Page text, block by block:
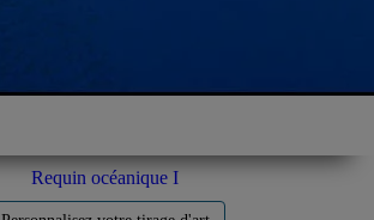
Requin océanique I